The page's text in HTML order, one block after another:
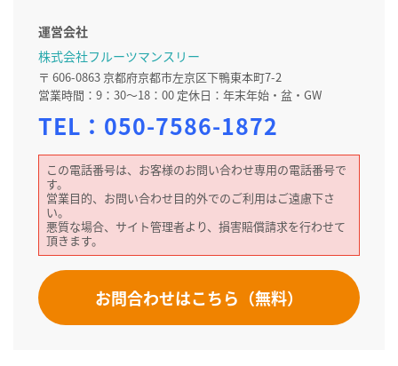
運営会社
株式会社フルーツマンスリー
〒 606-0863 京都府京都市左京区下鴨東本町7-2
営業時間：9：30～18：00 定休日：年末年始・盆・GW
TEL： 050-7586-1872
この電話番号は、お客様のお問い合わせ専用の電話番号で
す。
営業目的、お問い合わせ目的外でのご利用はご遠慮下さ
い。
悪質な場合、サイト管理者より、損害賠償請求を行わせて
頂きます。
お問合わせはこちら（無料）